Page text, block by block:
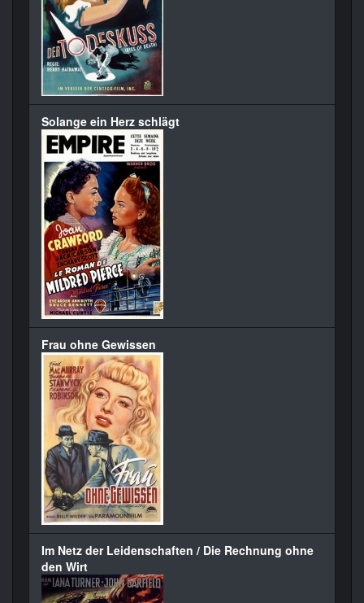
Solange ein Herz schlägt
Frau ohne Gewissen
Im Netz der Leidenschaften / Die Rechnung ohne
den Wirt